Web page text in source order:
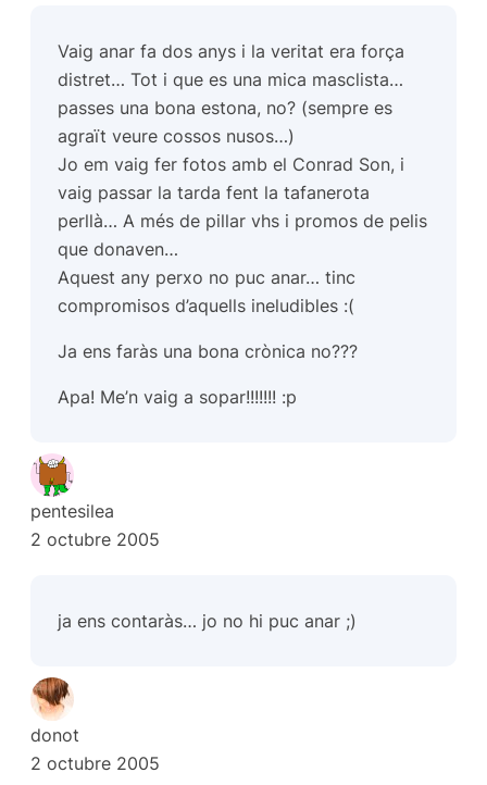
Vaig anar fa dos anys i la veritat era força
distret… Tot i que es una mica masclista…
passes una bona estona, no? (sempre es
agraït veure cossos nusos…)
Jo em vaig fer fotos amb el Conrad Son, i
vaig passar la tarda fent la tafanerota
perllà… A més de pillar vhs i promos de pelis
que donaven…
Aquest any perxo no puc anar… tinc
compromisos d’aquells ineludibles :(
Ja ens faràs una bona crònica no???
Apa! Me’n vaig a sopar!!!!!!! :p
pentesilea
2 octubre 2005
ja ens contaràs… jo no hi puc anar ;)
donot
2 octubre 2005